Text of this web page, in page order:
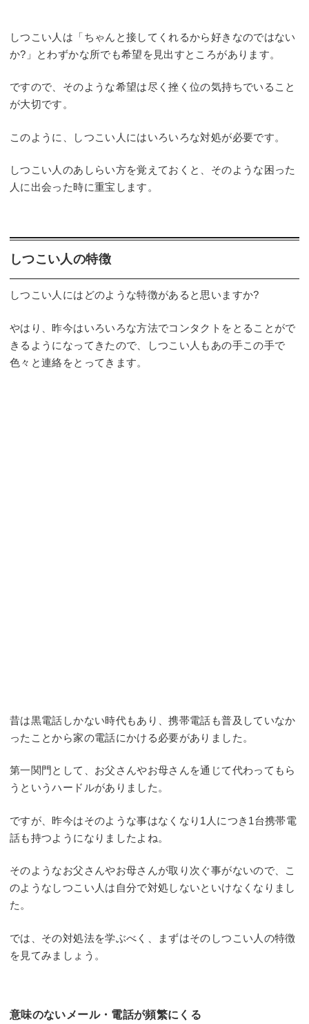
しつこい人は「ちゃんと接してくれるから好きなのではない
か?」とわずかな所でも希望を見出すところがあります。
ですので、そのような希望は尽く挫く位の気持ちでいること
が大切です。
このように、しつこい人にはいろいろな対処が必要です。
しつこい人のあしらい方を覚えておくと、そのような困った
人に出会った時に重宝します。
しつこい人の特徴
しつこい人にはどのような特徴があると思いますか?
やはり、昨今はいろいろな方法でコンタクトをとることがで
きるようになってきたので、しつこい人もあの手この手で
色々と連絡をとってきます。
昔は黒電話しかない時代もあり、携帯電話も普及していなか
ったことから家の電話にかける必要がありました。
第一関門として、お父さんやお母さんを通じて代わってもら
うというハードルがありました。
ですが、昨今はそのような事はなくなり1人につき1台携帯電
話も持つようになりましたよね。
そのようなお父さんやお母さんが取り次ぐ事がないので、こ
のようなしつこい人は自分で対処しないといけなくなりまし
た。
では、その対処法を学ぶべく、まずはそのしつこい人の特徴
を見てみましょう。
意味のないメール・電話が頻繁にくる